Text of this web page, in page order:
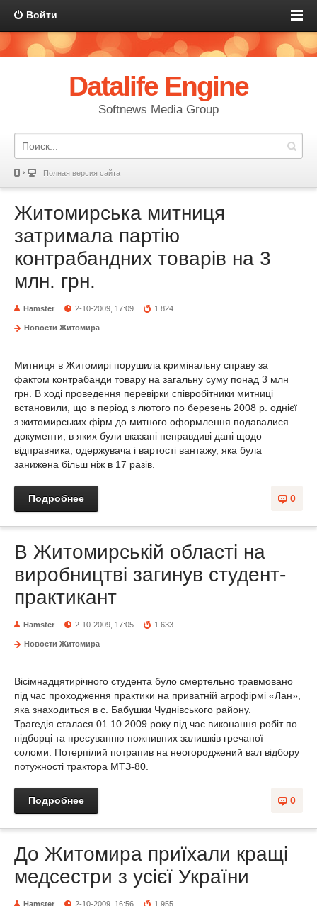
Войти
Datalife Engine
Softnews Media Group
Полная версия сайта
Житомирська митниця
затримала партію
контрабандних товарів на 3
млн. грн.
Hamster 2-10-2009, 17:09 1 824
Новости Житомира
Митниця в Житомирі порушила кримінальну справу за
фактом контрабанди товару на загальну суму понад 3 млн
грн. В ході проведення перевірки співробітники митниці
встановили, що в період з лютого по березень 2008 р. однієї
з житомирських фірм до митного оформлення подавалися
документи, в яких були вказані неправдиві дані щодо
відправника, одержувача і вартості вантажу, яка була
занижена більш ніж в 17 разів.
0
Подробнее
В Житомирській області на
виробництві загинув студент-
практикант
Hamster 2-10-2009, 17:05 1 633
Новости Житомира
Вісімнадцятирічного студента було смертельно травмовано
під час проходження практики на приватній агрофірмі «Лан»,
яка знаходиться в с. Бабушки Чуднівського району.
Трагедія сталася 01.10.2009 року під час виконання робіт по
підборці та пресуванню пожнивних залишків гречаної
соломи. Потерпілий потрапив на неогороджений вал відбору
потужності трактора МТЗ-80.
0
Подробнее
До Житомира приїхали кращі
медсестри з усієї України
Hamster 2-10-2009, 16:56 1 955